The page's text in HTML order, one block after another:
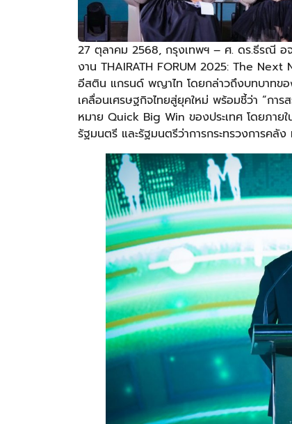
27 ตุลาคม 2568, กรุงเทพฯ – ศ. ดร.ธีรณี อ
งาน THAIRATH FORUM 2025: The
อีสติน แกรนด์ พญาไท โดยกล่าวถึงบทบาทขอ
เคลื่อนเศรษฐกิจไทยสู่ยุคใหม่ พร้อมชี้ว่า “ก
หมาย Quick Big Win ของประเทศ โดยภา
รัฐมนตรี และรัฐมนตรีว่าการกระทรวงการคลั